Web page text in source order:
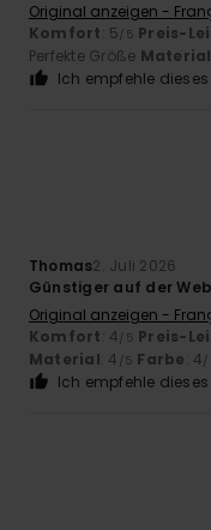
Original anzeigen -
Komfort: 5/5 Preis-
Perfekte Größe Material
Ich empfehle
Thomas2. Juli 2026
Günstiger auf der
Original anzeigen -
Komfort: 4/5 Preis-
Material: 4 /5 Farbe: 4/
Ich empfehle